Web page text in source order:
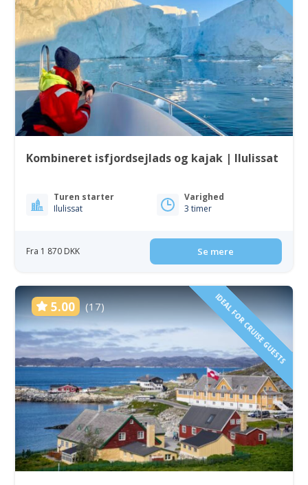
Kombineret isfjordsejlads og kajak | Ilulissat
Turen starter
Ilulissat
Varighed
3 timer
Fra 1 870 DKK Se mere
5.00 (17) IDEAL FOR CRUISE GUESTS